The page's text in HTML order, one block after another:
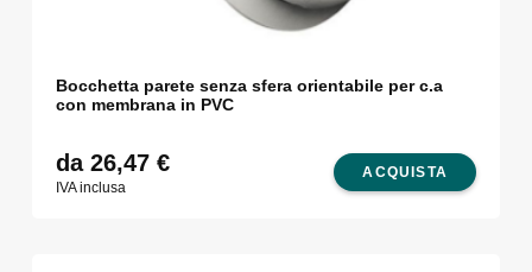
Bocchetta parete senza sfera orientabile per c.a
con membrana in PVC
ACQUISTA
da 26,47 €
IVA inclusa